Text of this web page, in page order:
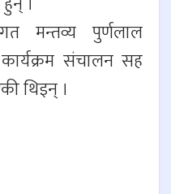
मन्तव्य पुर्णलाल
संचालन सह
थिइन् ।